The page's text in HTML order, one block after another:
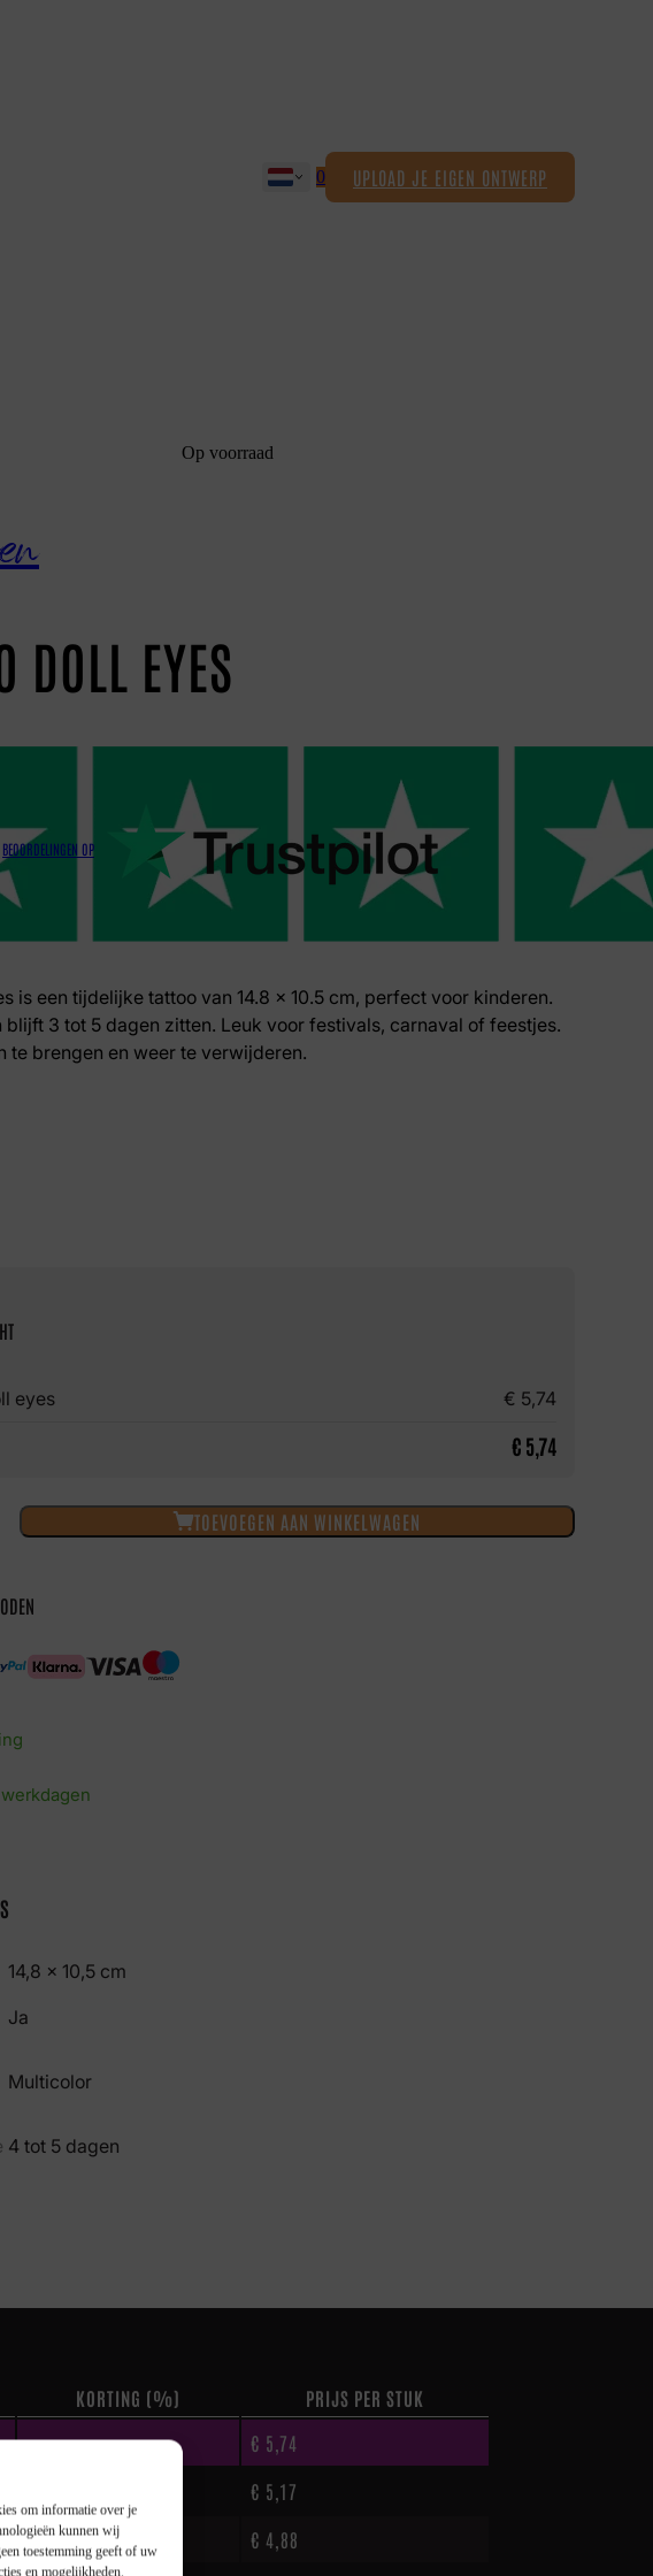
om informatie over je
kunnen wij
toestemming geeft of uw
en mogelijkheden.
0 UPLOAD JE EIGEN ONTWERP
Op voorraad
DOLL EYES
BEOORDELINGEN OP
is een tijdelijke tattoo van 14.8 x 10.5 cm, perfect voor kinderen.
blijft 3 tot 5 dagen zitten. Leuk voor festivals, carnaval of feestjes.
te brengen en weer te verwijderen.
eyes € 5,74
€ 5,74
TOEVOEGEN AAN WINKELWAGEN
14,8 × 10,5 cm
Ja
Multicolor
4 tot 5 dagen
KORTING (%)
PRIJS PER STUK
— € 5,74
€ 5,17
15 % € 4,88